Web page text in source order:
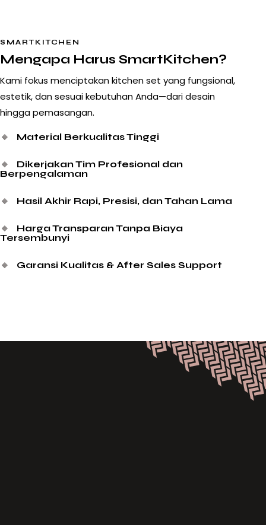
SMARTKITCHEN
Mengapa Harus SmartKitchen?
Kami fokus menciptakan kitchen set yang fungsional,
estetik, dan sesuai kebutuhan Anda—dari desain
hingga pemasangan.
🔸 Material Berkualitas Tinggi
🔸
Dikerjakan Tim Profesional dan
Berpengalaman
🔸 Hasil Akhir Rapi, Presisi, dan Tahan Lama
🔸
Harga Transparan Tanpa Biaya
Tersembunyi
🔸 Garansi Kualitas & After Sales Support